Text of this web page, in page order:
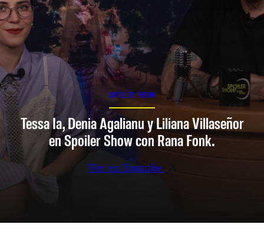
SPOILER SHOW
Tessa Ia, Denia Agalianu y Liliana Villaseñor
en Spoiler Show con Rana Fonk.
Ver en Youtube